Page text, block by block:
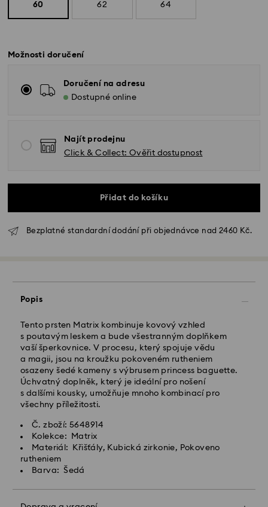
60 62 64
Možnosti doručení
Doručení na adresu
Dostupné online
Najít prodejnu
Click & Collect: Ověřit dostupnost
Přidat do košíku
Bezplatné standardní dodání při objednávce nad 2460 Kč.
Popis
Tento prsten Matrix kombinuje kovový vzhled
s poutavým leskem a bude všestranným doplňkem
vaší šperkovnice. V procesu, který spojuje vědu
a magii, jsou na kroužku pokoveném rutheniem
osazeny šedé kameny s výbrusem princess baguette.
Úchvatný doplněk, který je ideální pro nošení
s dalšími kousky, umožňuje mnoho kombinací pro
všechny příležitosti.
Č. zboží: 5648914
Kolekce: Matrix
Materiál: Křišťály, Kubická zirkonie, Pokoveno
rutheniem
Barva: Šedá
Standardní dodání - GLS
den.
Standardní dodací lhůta: 2 pracovní dny po
zpracování a odeslání
Standardní doprava zdarma nad: CZK 2460
Expresní doručení -FedEx
Objednávky podané od pondělí do pátku do 14:30
SEČ budou zpracovány a odeslány tentýž pracovní
Expresní dodací lhůta: 1-2 pracovní den po
zpracování a odeslání
Náklady na expresní přepravu: CZK 480
adresy typu APO/FPO. Zboží zůstává majetkem
společnosti Swarovski, dokud tato neobdrží konečnou